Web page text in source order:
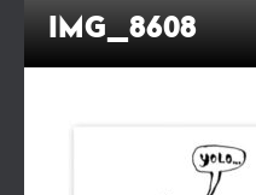
IMG_8608